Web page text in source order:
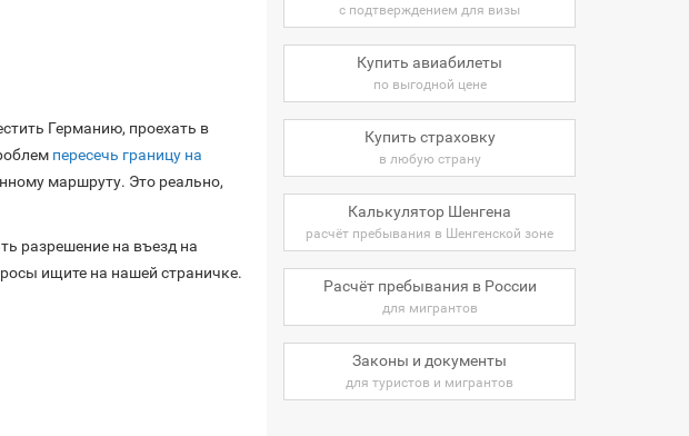
Германию, проехать в
пересечь границу на
маршруту. Это реально,
разрешение на въезд на
ищите на нашей страничке.
с подтверждением для визы
Купить авиабилеты
по выгодной цене
Купить страховку
в любую страну
Калькулятор Шенгена
расчёт пребывания в Шенгенской зоне
Расчёт пребывания в России
для мигрантов
Законы и документы
для туристов и мигрантов